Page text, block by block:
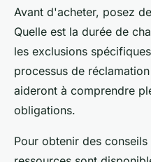
Avant d'acheter, posez
Quelle est la durée de
les exclusions
processus de
aideront à comprendre
obligations.
Pour obtenir des